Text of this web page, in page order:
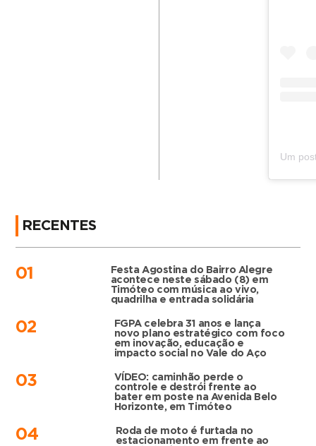
RECENTES
01
Festa Agostina do Bairro Alegre
acontece neste sábado (8) em
Timóteo com música ao vivo,
quadrilha e entrada solidária
02
FGPA celebra 31 anos e lança
novo plano estratégico com foco
em inovação, educação e
impacto social no Vale do Aço
03
VÍDEO: caminhão perde o
controle e destrói frente ao
bater em poste na Avenida Belo
Horizonte, em Timóteo
04
Roda de moto é furtada no
estacionamento em frente ao